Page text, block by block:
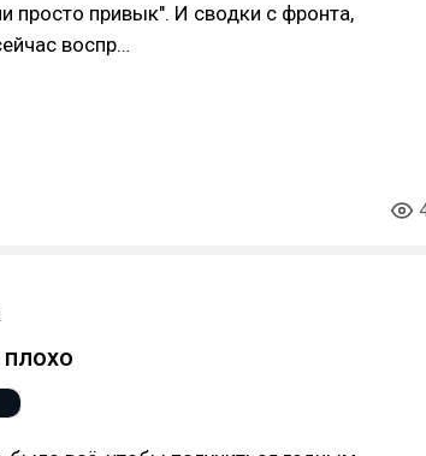
просто привык". И сводки с фронта,
воспр…